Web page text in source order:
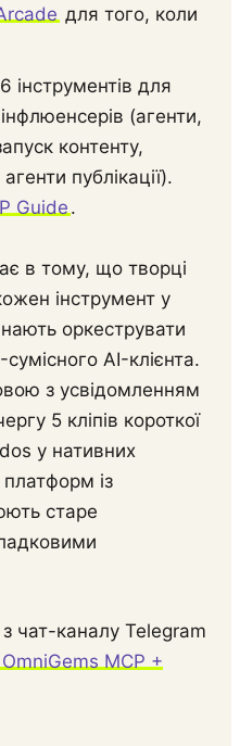
для того, коли
інструментів для
(агенти,
контенту,
публікації).
Guide.
в тому, що творці
інструмент у
оркеструвати
AI-клієнта.
з усвідомленням
5 кліпів короткої
у нативних
платформ із
старе
чат-каналу Telegram
OmniGems MCP +